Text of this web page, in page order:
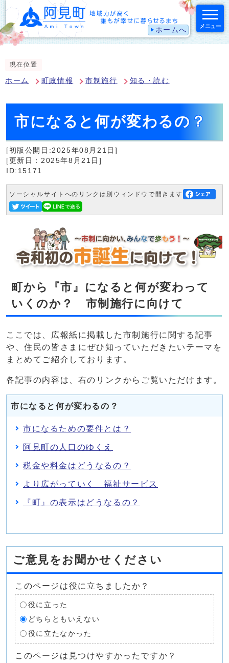
ホームへ メニュー
現在位置
ホーム 町政情報 市制施行 知る・読む
市になると何が変わるの？
[初版公開日:2025年08月21日]
[更新日：2025年8月21日]
ID:15171
ソーシャルサイトへのリンクは別ウィンドウで開きます
町から『市』になると何が変わって
いくのか？ 市制施行に向けて
ここでは、広報紙に掲載した市制施行に関する記事
や、住民の皆さまにぜひ知っていただきたいテーマを
まとめてご紹介しております。
各記事の内容は、右のリンクからご覧いただけます。
市になると何が変わるの？
市になるための要件とは？
阿見町の人口のゆくえ
税金や料金はどうなるの？
より広がっていく 福祉サービス
『町』の表示はどうなるの？
ご意見をお聞かせください
このページは役に立ちましたか？
役に立った
どちらともいえない
役に立たなかった
このページは見つけやすかったですか？